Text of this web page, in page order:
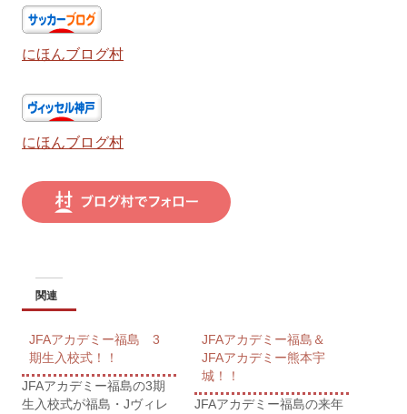
にほんブログ村
にほんブログ村
関連
JFAアカデミー福島 3
期生入校式！！
JFAアカデミー福島の3期
生入校式が福島・Jヴィレ
JFAアカデミー福島＆
JFAアカデミー熊本宇
城！！
JFAアカデミー福島の来年